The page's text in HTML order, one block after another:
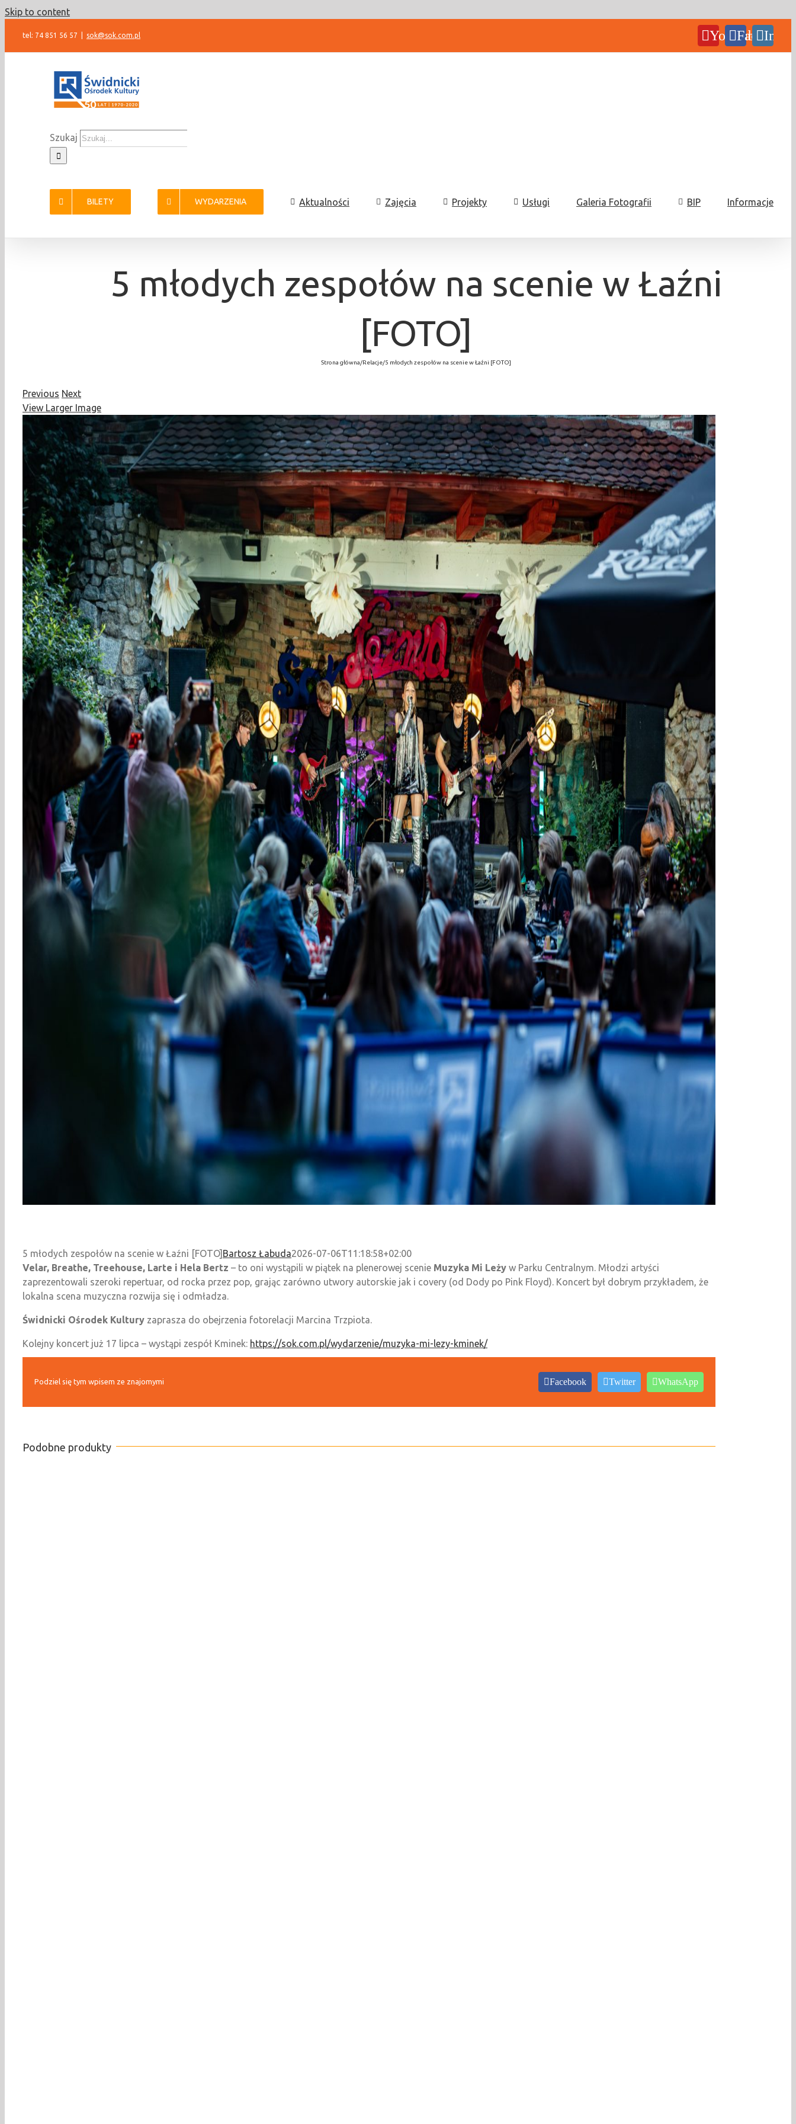
Skip to content
tel: 74 851 56 57 sok@sok.com.pl YouTubeFacebook
Szukaj
BILETY WYDARZENIA Aktualności Zajęcia Projekty Usługi Galeria Fotografii BIP Informacje
5 młodych zespołów na scenie w Łaźni
[FOTO]
Strona główna/Relacje/5 młodych zespołów na scenie w Łaźni [FOTO]
Previous Next
View Larger Image
5 młodych zespołów na scenie w Łaźni [FOTO] Bartosz Łabuda2026-07-06T11:18:58+02:00
Velar, Breathe, Treehouse, Larte i Hela Bertz – to oni wystąpili w piątek na plenerowej scenie Muzyka Mi Leży w Parku Centralnym. Młodzi artyści
zaprezentowali szeroki repertuar, od rocka przez pop, grając zarówno utwory autorskie jak i covery (od Dody po Pink Floyd). Koncert był dobrym przykładem, że
lokalna scena muzyczna rozwija się i odmładza.
Świdnicki Ośrodek Kultury zaprasza do obejrzenia fotorelacji Marcina Trzpiota.
Kolejny koncert już 17 lipca – wystąpi zespół Kminek: https://sok.com.pl/wydarzenie/muzyka-mi-lezy-kminek/
Podziel się tym wpisem ze znajomymi Facebook Twitter WhatsApp
Podobne produkty